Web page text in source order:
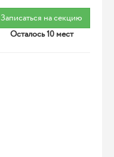
Записаться на секцию
Осталось 10 мест